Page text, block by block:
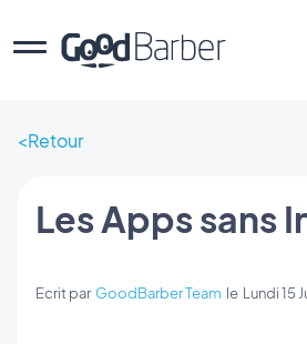
Retour
Les Apps sans
Ecrit par GoodBarber Team le Lundi 15